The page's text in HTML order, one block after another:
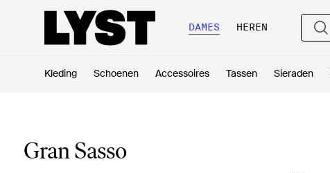
DAMES HEREN
Kleding Schoenen Accessoires Tassen Sieraden
Gran Sasso